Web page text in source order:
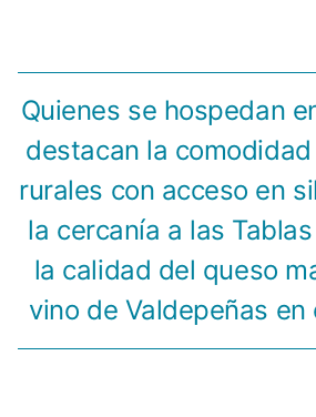
Quienes se hospedan
destacan la
rurales con acceso en
la cercanía a las
la calidad del queso
vino de Valdepeñas en